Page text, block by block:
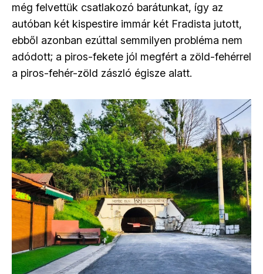
még felvettük csatlakozó barátunkat, így az
autóban két kispestire immár két Fradista jutott,
ebből azonban ezúttal semmilyen probléma nem
adódott; a piros-fekete jól megfért a zöld-fehérrel
a piros-fehér-zöld zászló égisze alatt.